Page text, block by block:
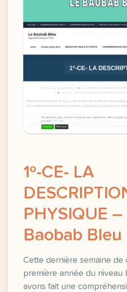
1º-CE- LA
PHYSIQUE –
Baobab Bleu
Cette dernière semaine de
première année du niveau
avons fait une